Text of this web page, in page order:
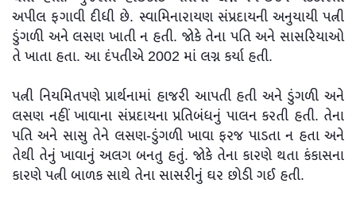
અપીલ ફગાવી દીધી છે. સ્વામિનારાયણ સંપ્રદાયની અનુયાયી પત્ની
ડુંગળી અને લસણ ખાતી ન હતી. જોકે તેના પતિ અને સાસરિયાઓ
તે ખાતા હતા. આ દંપતીએ 2002 માં લગ્ન કર્યા હતી.
પત્ની નિયમિતપણે પ્રાર્થનામાં હાજરી આપતી હતી અને ડુંગળી અને
લસણ નહીં ખાવાના સંપ્રદાયના પ્રતિબંધનું પાલન કરતી હતી. તેના
પતિ અને સાસુ તેને લસણ-ડુંગળી ખાવા ફરજ પાડતા ન હતા અને
તેથી તેનું ખાવાનું અલગ બનતુ હતું. જોકે તેના કારણે થતા કંકાસના
કારણે પત્ની બાળક સાથે તેના સાસરીનું ઘર છોડી ગઈ હતી.